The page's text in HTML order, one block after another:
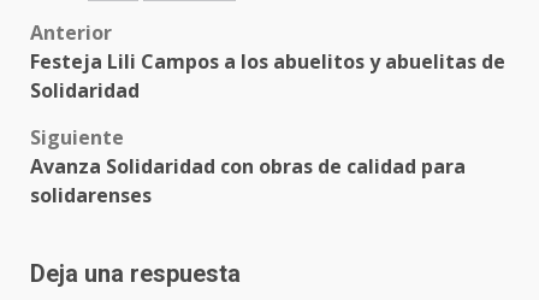
Post
navigation
Anterior
Festeja Lili Campos a los abuelitos y abuelitas de
Solidaridad
Siguiente
Avanza Solidaridad con obras de calidad para
solidarenses
Deja una respuesta